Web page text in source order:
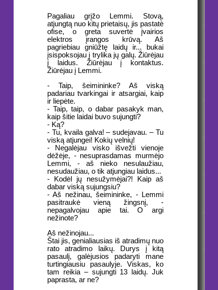
Pagaliau grįžo Lemmi. Stovą,
atjungtą nuo kitų prietaisų, jis pastatė
ofise, o greta suvertė įvairios
elektros įrangos krūvą. Aš
pagriebiau gniūžtę laidų ir... bukai
įsispoksojau į trylika jų galų. Žiūrėjau
į laidus. Žiūrėjau į kontaktus.
Žiūrėjau į Lemmi.
- Taip, šeimininke? Aš viską
padariau tvarkingai ir atsargiai, kaip
ir liepėte.
- Taip, taip, o dabar pasakyk man,
kaip šitie laidai buvo sujungti?
- Ką?
- Tu, kvaila galva! – sudejavau. – Tu
viską atjungei! Kokių velnių!
- Negalėjau visko išvežti vienoje
dėžėje, - nesuprasdamas murmėjo
Lemmi, - aš nieko nesulaužiau,
nesudaužiau, o tik atjungiau laidus...
- Kodėl jų nesužymėjai?! Kaip aš
dabar viską sujungsiu?
- Aš nežinau, šeimininke, - Lemmi
pasitraukė vieną žingsnį, -
nepagalvojau apie tai. O argi
nežinote?
Aš nežinojau...
Štai jis, genialiausias iš atradimų nuo
rato atradimo laikų. Durys į kitą
pasaulį, galėjusios padaryti mane
turtingiausiu pasaulyje. Viskas, ko
tam reikia – sujungti 13 laidų. Juk
paprasta, ar ne?